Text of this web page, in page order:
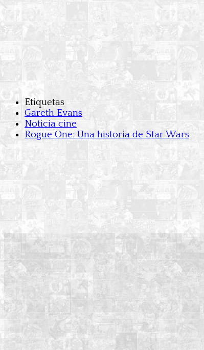
Etiquetas
Gareth Evans
Noticia cine
Rogue One: Una historia de Star Wars